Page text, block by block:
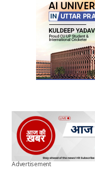
Submit Comment
Advertisement